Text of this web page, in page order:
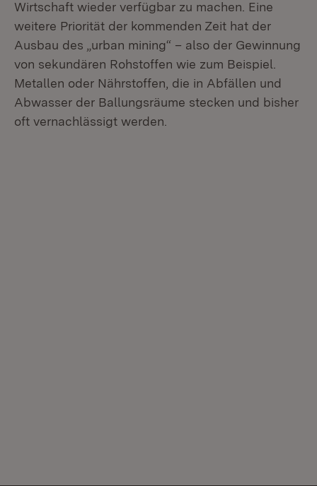
Wirtschaft wieder verfügbar zu machen. Eine
weitere Priorität der kommenden Zeit hat der
Ausbau des „urban mining“ – also der Gewinnung
von sekundären Rohstoffen wie zum Beispiel.
Metallen oder Nährstoffen, die in Abfällen und
Abwasser der Ballungsräume stecken und bisher
oft vernachlässigt werden.